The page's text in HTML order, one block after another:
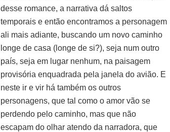
desse romance, a narrativa dá saltos
temporais e então encontramos a personagem
ali mais adiante, buscando um novo caminho
longe de casa (longe de si?), seja num outro
país, seja em lugar nenhum, na paisagem
provisória enquadrada pela janela do avião. E
neste ir e vir há também os outros
personagens, que tal como o amor vão se
perdendo pelo caminho, mas que não
escapam do olhar atendo da narradora, que